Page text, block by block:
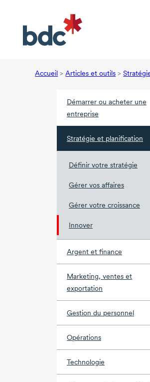
Accueil > Articles et outils >
Démarrer ou acheter une
entreprise
Stratégie et planification
Définir votre stratégie
Gérer vos affaires
Gérer votre croissance
Innover
Argent et finance
Marketing, ventes et
exportation
Gestion du personnel
Opérations
Technologie